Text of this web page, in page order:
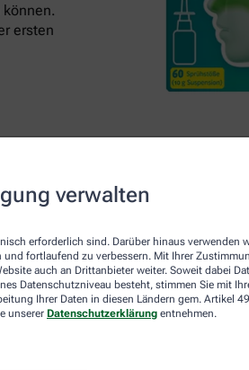
verwalten
erforderlich sind. Darüber hinaus verwenden
fortlaufend zu verbessern. Mit Ihrer
auch an Drittanbieter weiter. Soweit dabei
Datenschutzniveau besteht, stimmen Sie mit
Ihrer Daten in diesen Ländern gem. Artikel 49
unserer Datenschutzerklärung entnehmen.
ersten
beiden lokal wirkenden
sorgen, gibt es mit
– also im ganzen Körper – aktiv ist.
Histamin, der für allergie-typische
verantwortlich ist. Aus diesem